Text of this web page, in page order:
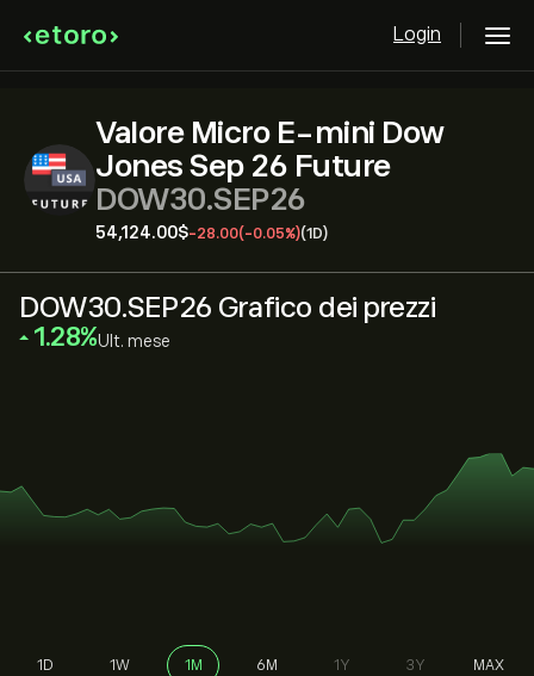
Login
Valore Micro E-mini Dow
Jones Sep 26 Future
DOW30.SEP26
54,124.00‎$‎-28.00(-0.05%)(1D)
DOW30.SEP26 Grafico dei prezzi
‎1.28‎ Ult. mese
1D 1W 1M 6M 1Y 3Y MAX